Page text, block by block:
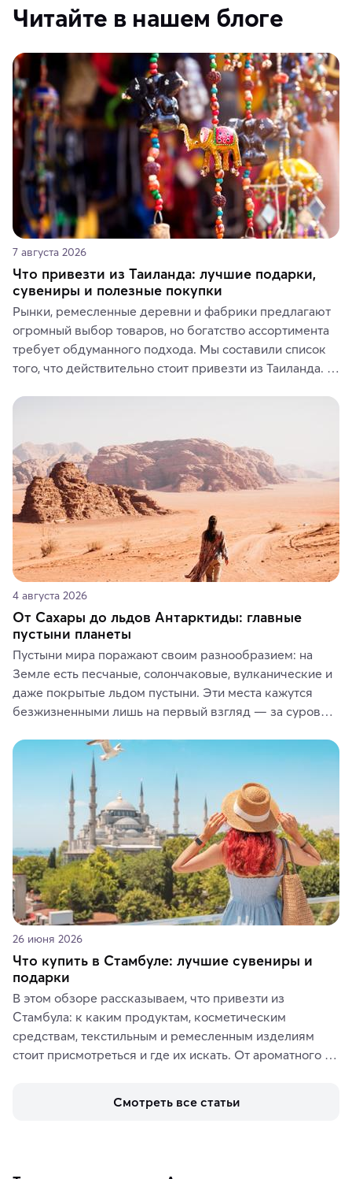
Читайте в нашем блоге
7 августа 2026
Что привезти из Таиланда: лучшие подарки,
сувениры и полезные покупки
Рынки, ремесленные деревни и фабрики предлагают
огромный выбор товаров, но богатство ассортимента
требует обдуманного подхода. Мы составили список
того, что действительно стоит привезти из Таиланда.
средства, одежду, украшения, предметы интерьера
где их купить.
4 августа 2026
От Сахары до льдов Антарктиды: главные
пустыни планеты
Пустыни мира поражают своим разнообразием: на
Земле есть песчаные, солончаковые, вулканические и
даже покрытые льдом пустыни. Эти места кажутся
безжизненными лишь на первый взгляд — за суровой
животные и маршруты, которые дарят одни из самых
ярких впечатлений от путешествий.
26 июня 2026
Что купить в Стамбуле: лучшие сувениры и
подарки
В этом обзоре рассказываем, что привезти из
Стамбула: к каким продуктам, косметическим
средствам, текстильным и ремесленным изделиям
стоит присмотреться и где их искать. От ароматного
аутентичных лавках — в подарок близким или себе на
Смотреть все статьи